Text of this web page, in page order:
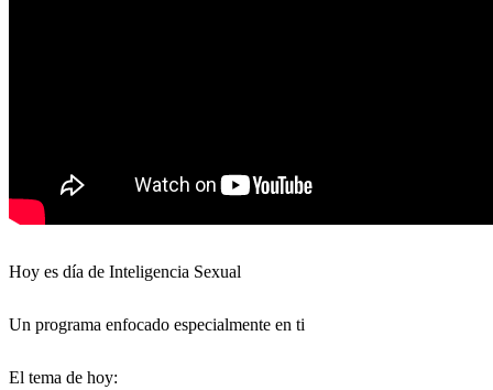
Hoy es día de Inteligencia Sexual
Un programa enfocado especialmente en ti
El tema de hoy: